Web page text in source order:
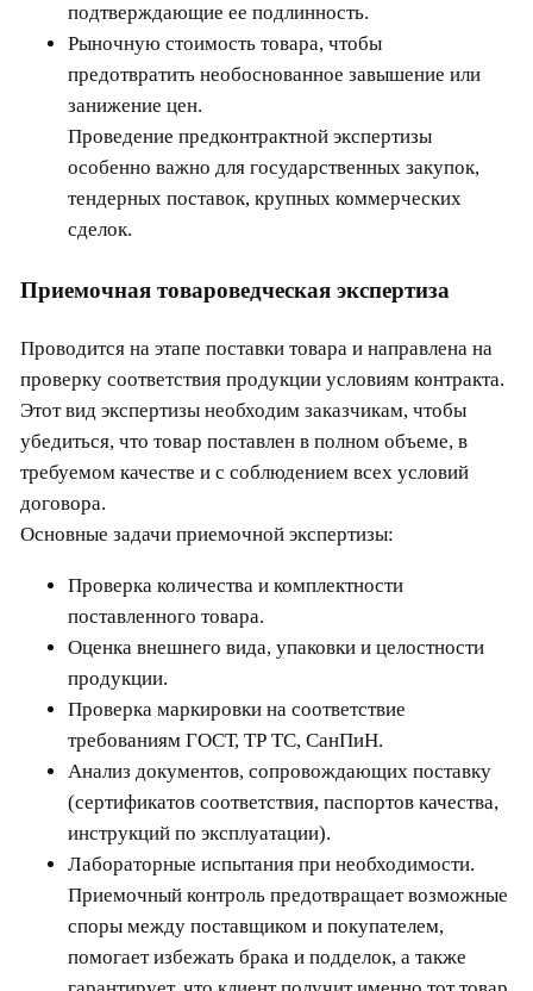
подтверждающие ее подлинность.
Рыночную стоимость товара, чтобы
предотвратить необоснованное завышение или
занижение цен.
Проведение предконтрактной экспертизы
особенно важно для государственных закупок,
тендерных поставок, крупных коммерческих
сделок.
Приемочная товароведческая экспертиза
Проводится на этапе поставки товара и направлена на
проверку соответствия продукции условиям контракта.
Этот вид экспертизы необходим заказчикам, чтобы
убедиться, что товар поставлен в полном объеме, в
требуемом качестве и с соблюдением всех условий
договора.
Основные задачи приемочной экспертизы:
Проверка количества и комплектности
поставленного товара.
Оценка внешнего вида, упаковки и целостности
продукции.
Проверка маркировки на соответствие
требованиям ГОСТ, ТР ТС, СанПиН.
Анализ документов, сопровождающих поставку
(сертификатов соответствия, паспортов качества,
инструкций по эксплуатации).
Лабораторные испытания при необходимости.
Приемочный контроль предотвращает возможные
споры между поставщиком и покупателем,
помогает избежать брака и подделок, а также